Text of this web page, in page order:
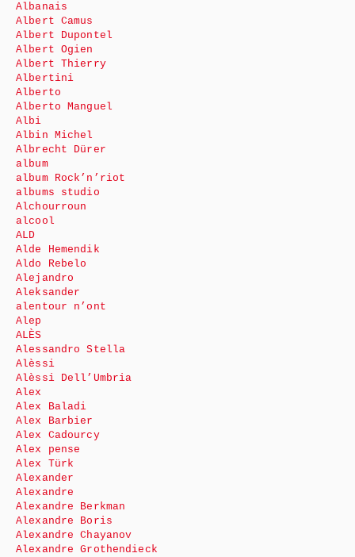
Albanais
Albert Camus
Albert Dupontel
Albert Ogien
Albert Thierry
Albertini
Alberto
Alberto Manguel
Albi
Albin Michel
Albrecht Dürer
album
album Rock’n’riot
albums studio
Alchourroun
alcool
ALD
Alde Hemendik
Aldo Rebelo
Alejandro
Aleksander
alentour n’ont
Alep
ALÈS
Alessandro Stella
Alèssi
Alèssi Dell’Umbria
Alex
Alex Baladi
Alex Barbier
Alex Cadourcy
Alex pense
Alex Türk
Alexander
Alexandre
Alexandre Berkman
Alexandre Boris
Alexandre Chayanov
Alexandre Grothendieck